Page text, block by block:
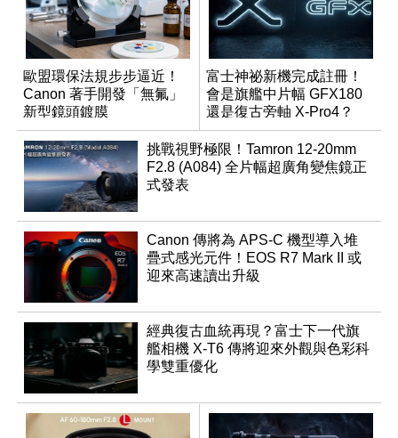
歐盟環保法規步步逼近！
Canon 著手開發「無氟」
新型鏡頭鍍膜
富士神祕新機完成註冊！
會是旗艦中片幅 GFX180
還是復古旁軸 X-Pro4？
挑戰視野極限！Tamron 12-20mm
F2.8 (A084) 全片幅超廣角變焦鏡正
式發表
Canon 傳將為 APS-C 機型導入堆
疊式感光元件！EOS R7 Mark II 或
迎來高速讀出升級
經典復古血統再現？富士下一代旗
艦相機 X-T6 傳將迎來外觀與色彩科
學雙重優化